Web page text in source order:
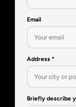
Email
Address *
Briefly describe